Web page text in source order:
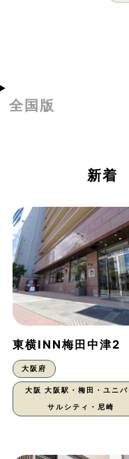
全国版
新着
東横INN梅田中津2
大阪府
大阪 大阪駅・梅田・ユニバ
サルシティ・尼崎